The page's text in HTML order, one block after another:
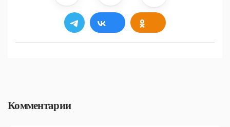
Комментарии